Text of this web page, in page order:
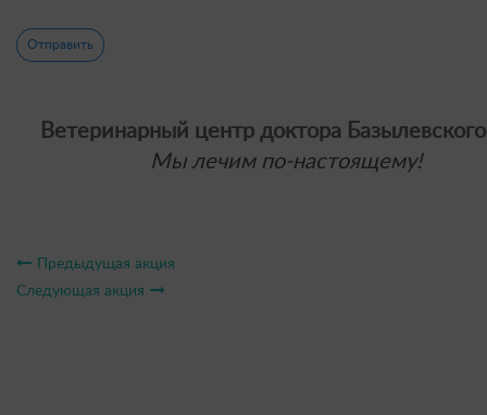
Отправить
Ветеринарный центр доктора
Мы лечим по-настоящему!
Предыдущая акция
Следующая акция